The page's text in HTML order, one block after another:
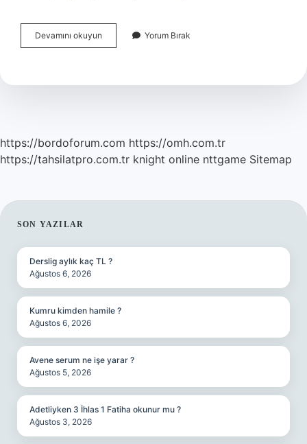
Devamını okuyun Schengen
Vizesi
Kaç
Yorum Bırak
https://bordoforum.com https://omh.com.tr
https://tahsilatpro.com.tr knight online nttgame Sitemap
SIDEBAR
SON YAZILAR
Derslig aylık kaç TL ?
Ağustos 6, 2026
Kumru kimden hamile ?
Ağustos 6, 2026
Avene serum ne işe yarar ?
Ağustos 5, 2026
Adetliyken 3 İhlas 1 Fatiha okunur mu ?
Ağustos 3, 2026